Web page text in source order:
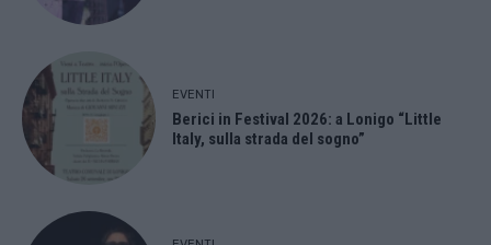
EVENTI
Berici in Festival 2026: a Lonigo “Little
Italy, sulla strada del sogno”